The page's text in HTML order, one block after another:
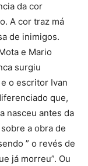
da cor
A cor traz má
de inimigos.
e Mario
surgiu
o escritor Ivan
que,
nasceu antes da
a obra de
” o revés de
já morreu”. Ou